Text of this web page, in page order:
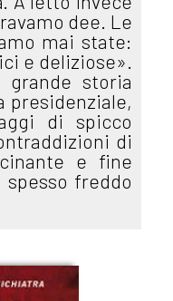
dee. Le
mai state:
e deliziose».
storia
presidenziale,
di spicco
di
e fine
freddo